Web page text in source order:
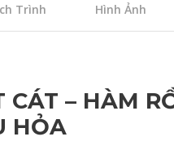
Trình Hình Ảnh
CÁT – HÀM
HỎA